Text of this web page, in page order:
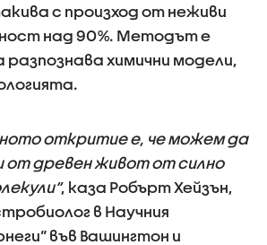
с произход от неживи
над 90%. Методът е
химични модели,
откритие е, че можем да
от древен живот от силно
, каза Робърт Хейзън,
в Научния
във Вашингтон и